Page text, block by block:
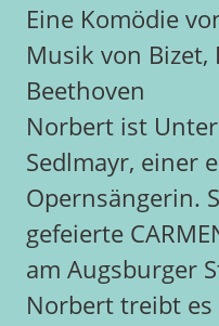
Eine Komödie
Musik von Bizet,
Beethoven
Norbert ist
Sedlmayr, einer
Opernsängerin.
gefeierte
am Augsburger
Norbert treibt es